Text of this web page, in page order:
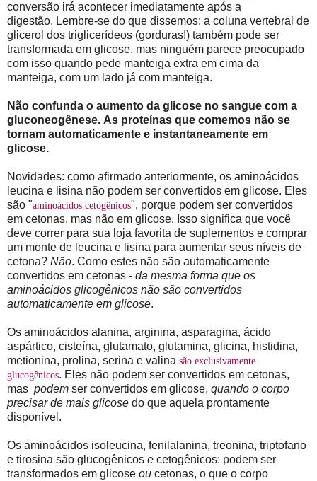
conversão irá acontecer imediatamente após a
digestão. Lembre-se do que dissemos: a coluna vertebral de
glicerol dos triglicerídeos (gorduras!) também pode ser
transformada em glicose, mas ninguém parece preocupado
com isso quando pede manteiga extra em cima da
manteiga, com um lado já com manteiga.
Não confunda o aumento da glicose no sangue com a
gluconeogênese. As proteínas que comemos não se
tornam automaticamente e instantaneamente em
glicose.
Novidades: como afirmado anteriormente, os aminoácidos
leucina e lisina não podem ser convertidos em glicose. Eles
são "aminoácidos cetogênicos", porque podem ser convertidos
em cetonas, mas não em glicose. Isso significa que você
deve correr para sua loja favorita de suplementos e comprar
um monte de leucina e lisina para aumentar seus níveis de
cetona? Não. Como estes não são automaticamente
convertidos em cetonas - da mesma forma que os
aminoácidos glicogênicos não são convertidos
automaticamente em glicose.
Os aminoácidos alanina, arginina, asparagina, ácido
aspártico, cisteína, glutamato, glutamina, glicina, histidina,
metionina, prolina, serina e valina são exclusivamente
glucogênicos. Eles não podem ser convertidos em cetonas,
mas podem ser convertidos em glicose, quando o corpo
precisar de mais glicose do que aquela prontamente
disponível.
Os aminoácidos isoleucina, fenilalanina, treonina, triptofano
e tirosina são glucogênicos e cetogênicos: podem ser
transformados em glicose ou cetonas, o que o corpo